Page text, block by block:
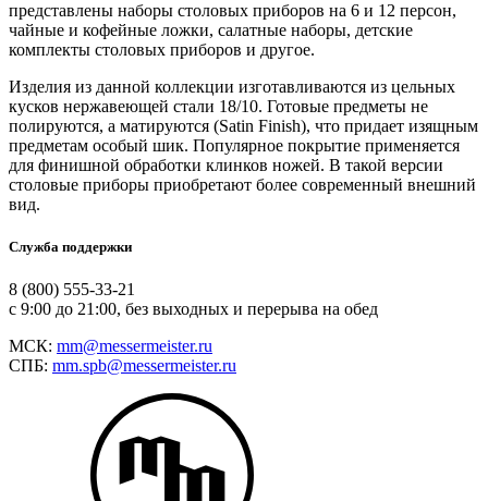
представлены наборы столовых приборов на 6 и 12 персон,
чайные и кофейные ложки, салатные наборы, детские
комплекты столовых приборов и другое.
Изделия из данной коллекции изготавливаются из цельных
кусков нержавеющей стали 18/10. Готовые предметы не
полируются, а матируются (Satin Finish), что придает изящным
предметам особый шик. Популярное покрытие применяется
для финишной обработки клинков ножей. В такой версии
столовые приборы приобретают более современный внешний
вид.
Служба поддержки
8 (800) 555-33-21
с 9:00 до 21:00, без выходных и перерыва на обед
МСК: mm@messermeister.ru
СПБ: mm.spb@messermeister.ru